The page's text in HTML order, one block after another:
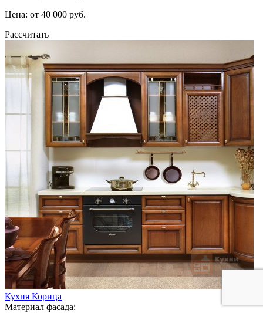
Цена: от 40 000 руб.
Рассчитать
Кухня Корица
Материал фасада: